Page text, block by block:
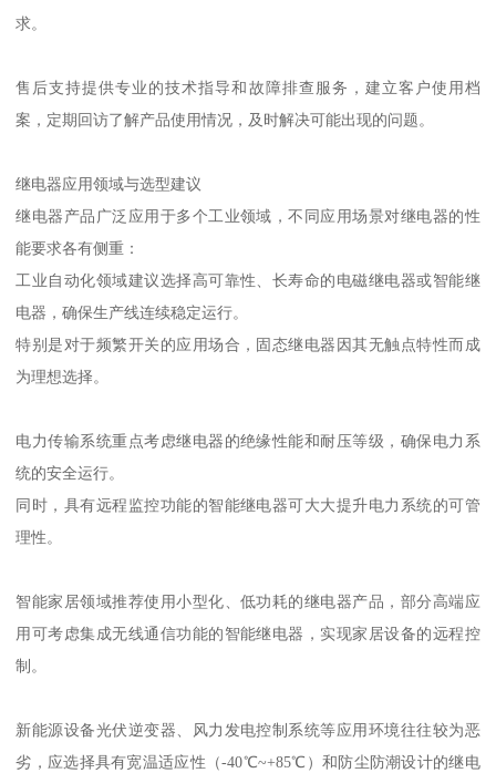
求。
售后支持提供专业的技术指导和故障排查服务，建立客户使用档
案，定期回访了解产品使用情况，及时解决可能出现的问题。
继电器应用领域与选型建议
继电器产品广泛应用于多个工业领域，不同应用场景对继电器的性
能要求各有侧重：
工业自动化领域建议选择高可靠性、长寿命的电磁继电器或智能继
电器，确保生产线连续稳定运行。
特别是对于频繁开关的应用场合，固态继电器因其无触点特性而成
为理想选择。
电力传输系统重点考虑继电器的绝缘性能和耐压等级，确保电力系
统的安全运行。
同时，具有远程监控功能的智能继电器可大大提升电力系统的可管
理性。
智能家居领域推荐使用小型化、低功耗的继电器产品，部分高端应
用可考虑集成无线通信功能的智能继电器，实现家居设备的远程控
制。
新能源设备光伏逆变器、风力发电控制系统等应用环境往往较为恶
劣，应选择具有宽温适应性（-40℃~+85℃）和防尘防潮设计的继电